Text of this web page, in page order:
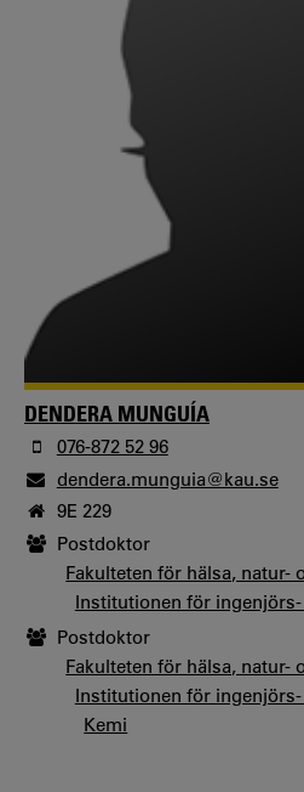
DENDERA MUNGUÍA
076-872 52 96
dendera.munguia@kau.se
9E 229
Postdoktor
Fakulteten för hälsa, natur-
Institutionen för
Postdoktor
Fakulteten för hälsa, natur-
Institutionen för
Kemi